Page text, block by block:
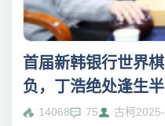
首届新韩银行世界
负，丁浩绝处逢生
14068 75 古柯